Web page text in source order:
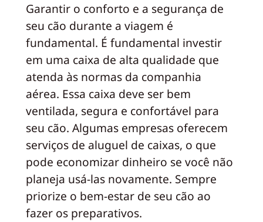
Garantir o conforto e a segurança de
seu cão durante a viagem é
fundamental. É fundamental investir
em uma caixa de alta qualidade que
atenda às normas da companhia
aérea. Essa caixa deve ser bem
ventilada, segura e confortável para
seu cão. Algumas empresas oferecem
serviços de aluguel de caixas, o que
pode economizar dinheiro se você não
planeja usá-las novamente. Sempre
priorize o bem-estar de seu cão ao
fazer os preparativos.